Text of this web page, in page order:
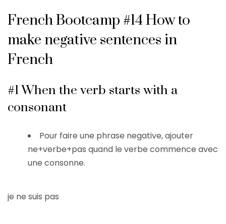
French Bootcamp #14 How to
make negative sentences in
French
#1 When the verb starts with a
consonant
Pour faire une phrase negative, ajouter
ne+verbe+pas quand le verbe commence avec
une consonne.
je ne suis pas